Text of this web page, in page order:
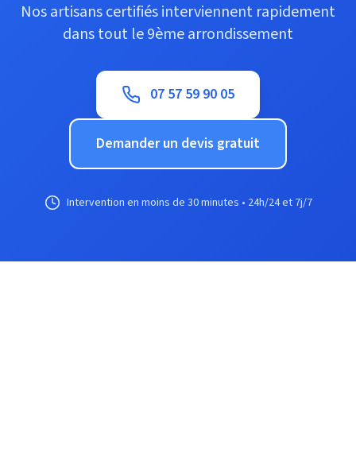
Nos artisans certifiés interviennent rapidement
dans tout le 9ème arrondissement
07 57 59 90 05
Demander un devis gratuit
Intervention en moins de 30 minutes • 24h/24 et 7j/7